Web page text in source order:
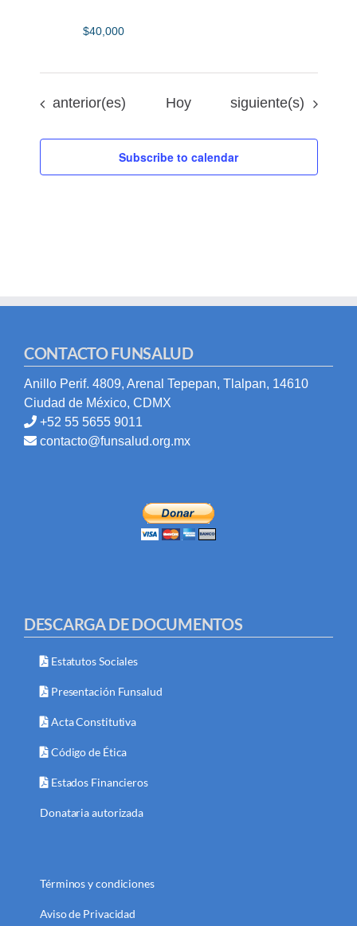
$40,000
Eventos
anterior(es) Hoy Eventos
siguiente(s)
Subscribe to calendar
CONTACTO FUNSALUD
Anillo Perif. 4809, Arenal Tepepan, Tlalpan, 14610
Ciudad de México, CDMX
+52 55 5655 9011
contacto@funsalud.org.mx
DESCARGA DE DOCUMENTOS
Estatutos Sociales
Presentación Funsalud
Acta Constitutiva
Código de Ética
Estados Financieros
Donataria autorizada
Términos y condiciones
Aviso de Privacidad